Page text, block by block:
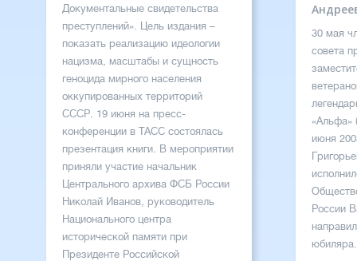
Документальные свидетельства
преступлений». Цель издания –
показать реализацию идеологии
нацизма, масштабы и сущность
геноцида мирного населения
оккупированных территорий
СССР. 19 июня на пресс-
конференции в ТАСС состоялась
презентация книги. В мероприятии
приняли участие начальник
Центрального архива ФСБ России
Николай Иванов, руководитель
Национального центра
исторической памяти при
Президенте Российской
30 мая
совета
«Альфа»
июня
России